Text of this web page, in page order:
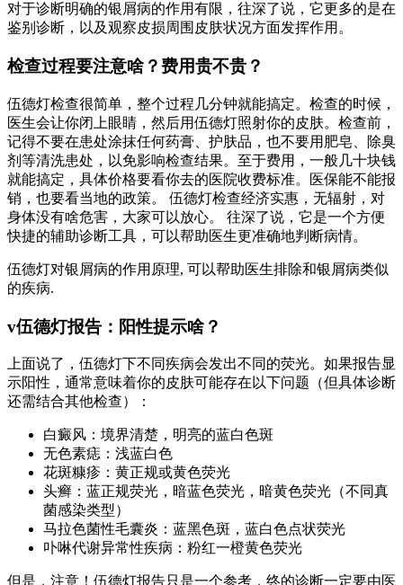
对于诊断明确的银屑病的作用有限，往深了说，它更多的是在
鉴别诊断，以及观察皮损周围皮肤状况方面发挥作用。
检查过程要注意啥？费用贵不贵？
伍德灯检查很简单，整个过程几分钟就能搞定。检查的时候，
医生会让你闭上眼睛，然后用伍德灯照射你的皮肤。检查前，
记得不要在患处涂抹任何药膏、护肤品，也不要用肥皂、除臭
剂等清洗患处，以免影响检查结果。至于费用，一般几十块钱
就能搞定，具体价格要看你去的医院收费标准。医保能不能报
销，也要看当地的政策。 伍德灯检查经济实惠，无辐射，对
身体没有啥危害，大家可以放心。 往深了说，它是一个方便
快捷的辅助诊断工具，可以帮助医生更准确地判断病情。
伍德灯对银屑病的作用原理, 可以帮助医生排除和银屑病类似
的疾病.
v伍德灯报告：阳性提示啥？
上面说了，伍德灯下不同疾病会发出不同的荧光。如果报告显
示阳性，通常意味着你的皮肤可能存在以下问题（但具体诊断
还需结合其他检查）：
白癜风：境界清楚，明亮的蓝白色斑
无色素痣：浅蓝白色
花斑糠疹：黄正规或黄色荧光
头癣：蓝正规荧光，暗蓝色荧光，暗黄色荧光（不同真
菌感染类型）
马拉色菌性毛囊炎：蓝黑色斑，蓝白色点状荧光
卟啉代谢异常性疾病：粉红一橙黄色荧光
但是，注意！伍德灯报告只是一个参考，终的诊断一定要由医